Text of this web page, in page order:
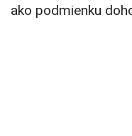
ako podmienku